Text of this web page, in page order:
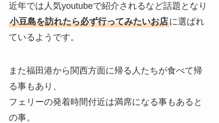
近年では人気youtubeで紹介されるなど話題となり
小豆島を訪れたら必ず行ってみたいお店に選ばれ
ているようです。
また福田港から関西方面に帰る人たちが食べて帰
る事もあり、
フェリーの発着時間付近は満席になる事もあると
の事。